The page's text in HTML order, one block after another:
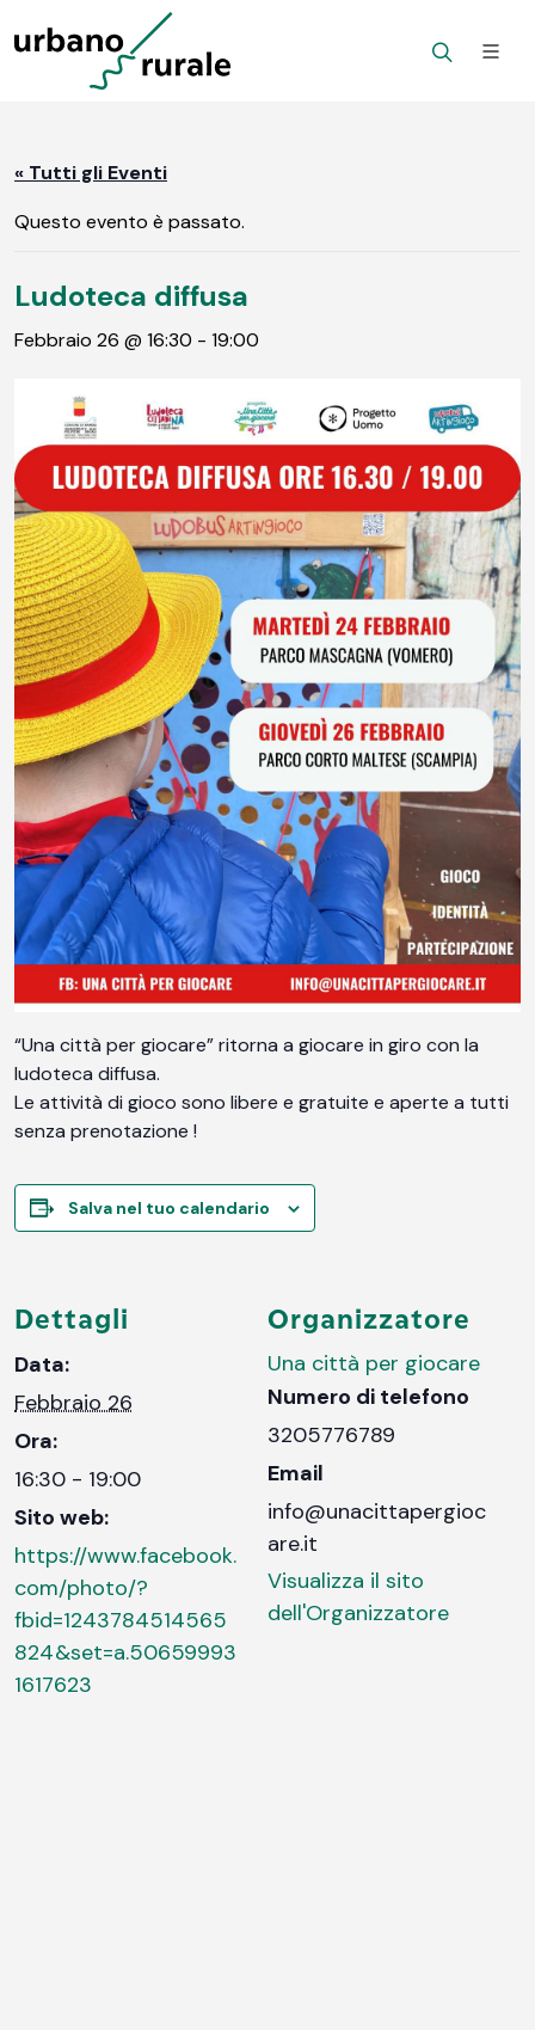
« Tutti gli Eventi
Questo evento è passato.
Ludoteca diffusa
Febbraio 26 @ 16:30 - 19:00
“Una città per giocare” ritorna a giocare in giro con la
ludoteca diffusa.
Le attività di gioco sono libere e gratuite e aperte a tutti
senza prenotazione !
Salva nel tuo calendario
Dettagli
Data:
Febbraio 26
Ora:
16:30 - 19:00
Sito web:
https://www.facebook.
com/photo/?
fbid=1243784514565
824&set=a.50659993
1617623
Organizzatore
Una città per giocare
Numero di telefono
3205776789
Email
info@unacittapergioc
are.it
Visualizza il sito
dell'Organizzatore